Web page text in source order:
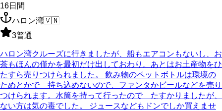
16日間
ハロン湾🇻🇳
3普通
ハロン湾クルーズに行きましたが、船もエアコンもないし、お
茶もほんの僅かを最初だけ出しておわり。あとはお土産物をひ
たすら売りつけられました。 飲み物のペットボトルは環境の
ためとかで 持ち込めないので、ファンタかビールなどを売り
つけられます。水筒を持って行ったので たすかりましたが、
ない方は気の毒でした。 ジュースなどもドンでしか買えませ